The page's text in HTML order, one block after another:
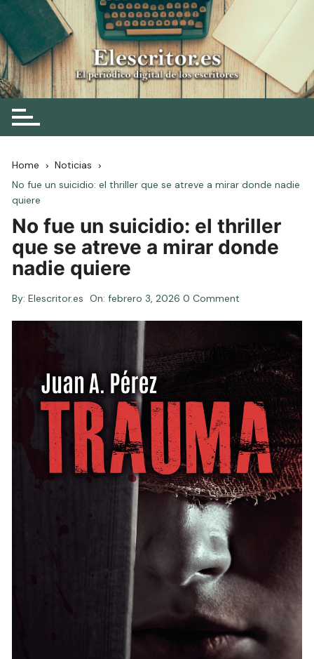
Skip
to
content
Elescritor.es
El periódico digital de los escritores
Home
Noticias
No fue un suicidio: el thriller que se atreve a mirar donde nadie
quiere
No fue un suicidio: el thriller
que se atreve a mirar donde
nadie quiere
By: Elescritor.es On:febrero 3, 2026 0 Comment